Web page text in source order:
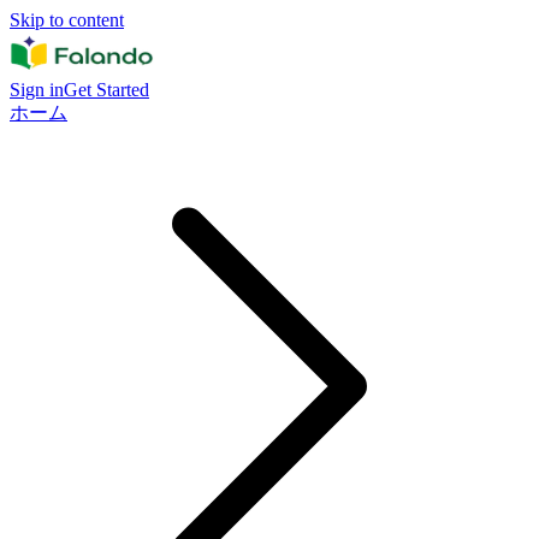
Skip to content
Sign inGet Started
ホーム